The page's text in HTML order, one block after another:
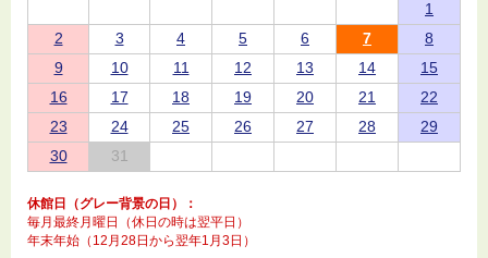
1
2
3 4 5 6 7
8
9
10 11 12 13 14
15
16
17 18 19 20 21
22
23
24 25 26 27 28
29
30
31
休館日（グレー背景の日）：
毎月最終月曜日（休日の時は翌平日）
年末年始（12月28日から翌年1月3日）